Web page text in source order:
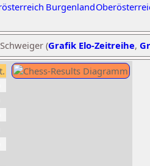
Burgenland
(Grafik Elo-Zeitreihe,